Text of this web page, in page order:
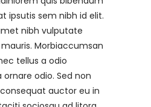
ipsutis sem nibh id elit.
nibh vulputate
Morbiaccumsan
tellus a odio
odio. Sed non
auctor eu in